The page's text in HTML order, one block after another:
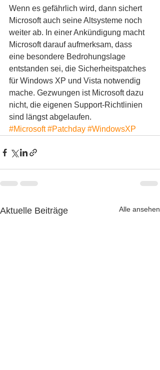
Wenn es gefährlich wird, dann sichert
Microsoft auch seine Altsysteme noch
weiter ab. In einer Ankündigung macht
Microsoft darauf aufmerksam, dass
eine besondere Bedrohungslage
entstanden sei, die Sicherheitspatches
für Windows XP und Vista notwendig
mache. Gezwungen ist Microsoft dazu
nicht, die eigenen Support-Richtlinien
sind längst abgelaufen.
#Microsoft #Patchday #WindowsXP
Aktuelle Beiträge Alle ansehen